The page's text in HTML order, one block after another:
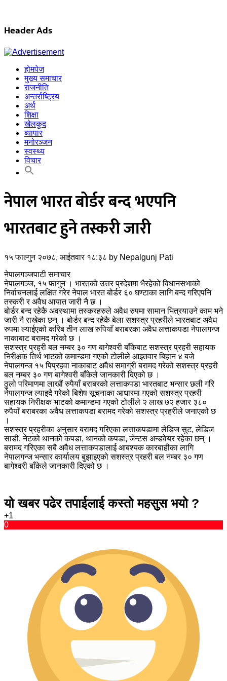
content
Header Ads
होमपेज
मुख्य समाचार
राजनीति
अन्तर्राष्ट्रिय
अर्थ
शिक्षा
खेलकुद
ब्यापार
मनोरञ्जन
स्वस्थ्य
विचार
नेपाल भारत बोर्डर बन्द भएपनि
भारतबाट हुने तस्करी जारी
१५ फाल्गुन २०७८, आईतवार १८:३८ by Nepalgunj Pati
नेपालगञ्जपाटी समाचार
नेपालगञ्ज, १५ फागुन । भारतको उत्तर प्रदेशमा भैरहेको विधानसभाको
निर्वाचनलाई लक्षित गरेर नेपाल भारत बोर्डर ६० घण्टाका लागि बन्द गरिएपनि
तस्करी र अवैध आयात जारी नै छ ।
बोर्डर बन्द रहेकै अवस्थामा तस्करहरुले अवैध रुपमा सामान भित्रयाउने काम भने
जारी नै राखेका छन् । बोर्डर बन्द रहेकै बेला सशस्त्र प्रहरीले भारतबाट अवैध
रुपमा ल्याईएको करिब तीन लाख रुपियाँ बराबरका अवैध लत्ताकपडा नेपालगन्ज
नाकाबाट बरामद गरेको छ ।
सशस्त्र प्रहरी बल नम्बर ३० गण बागेश्वरी बाँकेबाट सशस्त्र प्रहरी सहायक
निरीक्षक तिर्थ भाटको कमान्डमा गएको टोलीले आइतवार बिहान ४ बजे
नेपालगन्ज १५ पिप्रहवा नाकाबाट अवैध समाग्री बरामद गरेको सशस्त्र प्रहरी
बल नम्बर ३० गण बागेश्वरी बाँकेले जानकारी दिएको छ ।
ठुलो परिमाणमा लाखौं रुपैयाँ बराबरको लत्ताकपडा भारतबाट भन्सार छली गरि
नेपालगन्ज ल्याइदै गरेको बिशेष सूचनाका आधारमा गएको सशस्त्र प्रहरी
सहायक निरीक्षक भाटको कमान्डमा गएको टोलीले २ लाख ७२ हजार ३८०
रुपैयाँ बराबरका अवैध लत्ताकपडा बरामद गरेको सशस्त्र प्रहरीले जनाएको छ
।
सशस्त्र प्रहरीका अनुसार बरामद गरिएका लत्ताकपडामा लेडिज सुट, लेडिज
साडी, नेटको थानको कपडा, थानको कपडा, जेन्टस अन्डवेयर रहेका छन् ।
बरामद गरिएका सबै अवैध लत्ताकपडालाई आबश्यक कारबाहीका लागि
नेपालगन्ज भन्सार कार्यालय बुझाइएको सशस्त्र प्रहरी बल नम्बर ३० गण
बागेश्वरी बाँकेले जानकारी दिएको छ ।
यो खबर पढेर तपाईलाई कस्तो महसुस भयो ?
+1
0